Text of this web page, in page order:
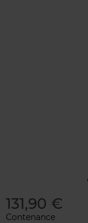
131,90 €
Contenance